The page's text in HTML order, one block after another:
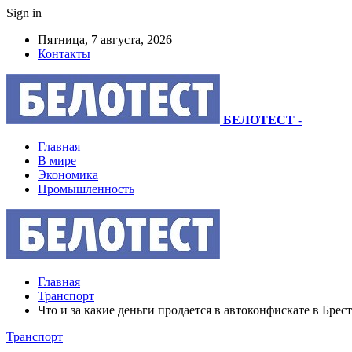
Sign in
Пятница, 7 августа, 2026
Контакты
БЕЛОТЕСТ -
Главная
В мире
Экономика
Промышленность
Главная
Транспорт
Что и за какие деньги продается в автоконфискате в
Транспорт